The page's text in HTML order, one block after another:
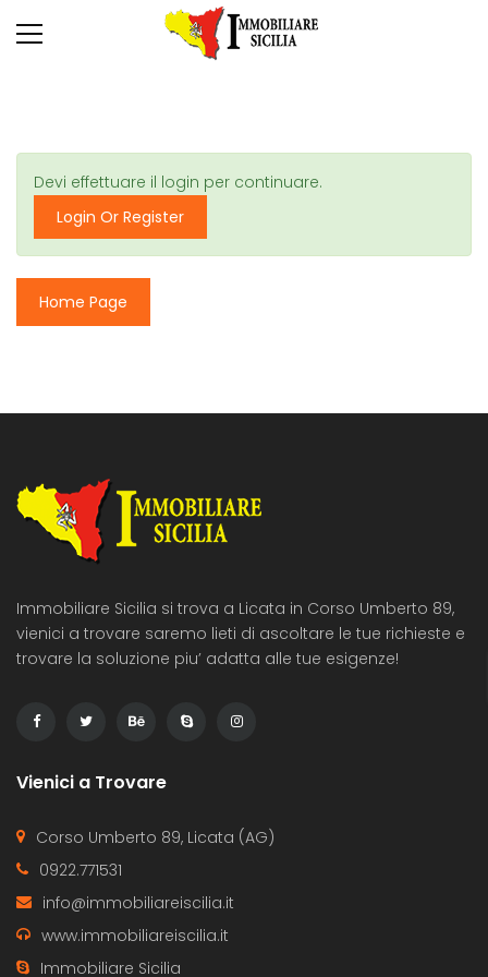
Devi effettuare il login per continuare.
Login Or Register
Home Page
Immobiliare Sicilia si trova a Licata in Corso Umberto 89,
vienici a trovare saremo lieti di ascoltare le tue richieste e
trovare la soluzione piu’ adatta alle tue esigenze!
Vienici a Trovare
Corso Umberto 89, Licata (AG)
0922.771531
info@immobiliareiscilia.it
www.immobiliareiscilia.it
Immobiliare Sicilia